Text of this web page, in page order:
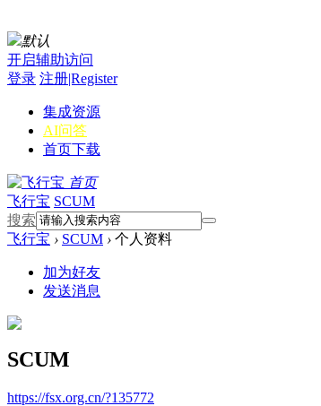
默认
开启辅助访问
登录 注册|Register
集成资源
AI问答
首页下载
首页
飞行宝 SCUM
搜索
飞行宝 › SCUM › 个人资料
加为好友
发送消息
SCUM
https://fsx.org.cn/?135772